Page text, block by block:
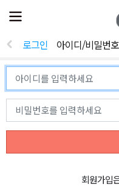
전
체
뉴
열
로그인 아이디/비밀번
회원가입